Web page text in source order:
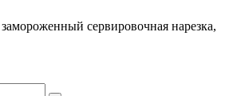
сервировочная нарезка,